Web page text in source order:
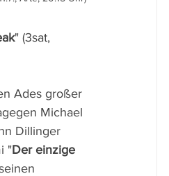
" (3sat,
Ades großer
Michael
Dillinger
"Der einzige